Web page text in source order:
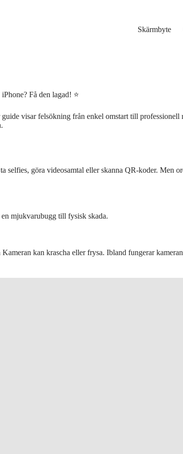
Skärmbyte
Få den lagad! ⭐
visar felsökning från enkel omstart till professionell
göra videosamtal eller skanna QR-koder. Men
mjukvarubugg till fysisk skada.
kan krascha eller frysa. Ibland fungerar